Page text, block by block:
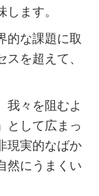
ます。
的な課題に取
を超えて、
我々を阻むよ
として広まっ
現実的なばか
然にうまくい